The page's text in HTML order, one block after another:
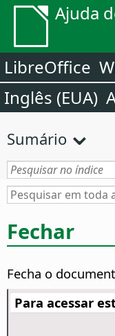
Ajuda
LibreOffice
Inglês (EUA)
Sumário
Fechar
Fecha o
Para acessar